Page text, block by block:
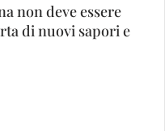
non deve essere
di nuovi sapori e